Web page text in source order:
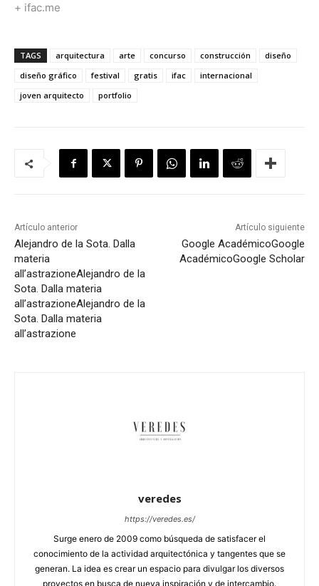
+ ifac.me
TAGS arquitectura arte concurso construcción
diseño
diseño gráfico
festival gratis ifac
internacional
joven arquitecto
portfolio
Artículo anterior
Alejandro de la Sota. Dalla
materia
all’astrazioneAlejandro de la
Sota. Dalla materia
all’astrazioneAlejandro de la
Sota. Dalla materia
all’astrazione
Artículo siguiente
Google AcadémicoGoogle
AcadémicoGoogle Scholar
veredes
https://veredes.es/
Surge enero de 2009 como búsqueda de satisfacer el
conocimiento de la actividad arquitectónica y tangentes que se
generan. La idea es crear un espacio para divulgar los diversos
proyectos en busca de nueva inspiración y de intercambio.